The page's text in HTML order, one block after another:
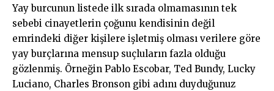
Yay burcunun listede ilk sırada olmamasının tek
sebebi cinayetlerin çoğunu kendisinin değil
emrindeki diğer kişilere işletmiş olması verilere göre
yay burçlarına mensup suçluların fazla olduğu
gözlenmiş. Örneğin Pablo Escobar, Ted Bundy, Lucky
Luciano, Charles Bronson gibi adını duyduğunuz